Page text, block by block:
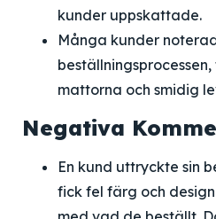
kunder uppskattade.
Många kunder
mattorna och smidig
Negativa
En kund uttryckte sin
fick fel färg och